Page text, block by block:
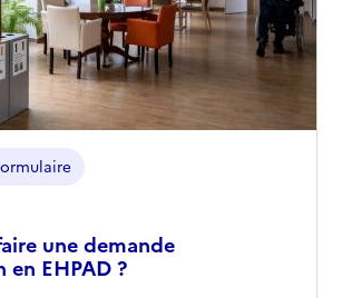
une demande
en EHPAD ?